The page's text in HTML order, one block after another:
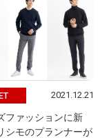
2021.12.21
ファッションに新
シモのプランナーが